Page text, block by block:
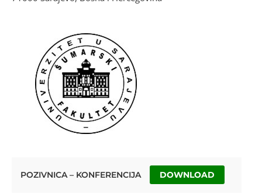
POZIVNICA – KONFERENCIJA DOWNLOAD